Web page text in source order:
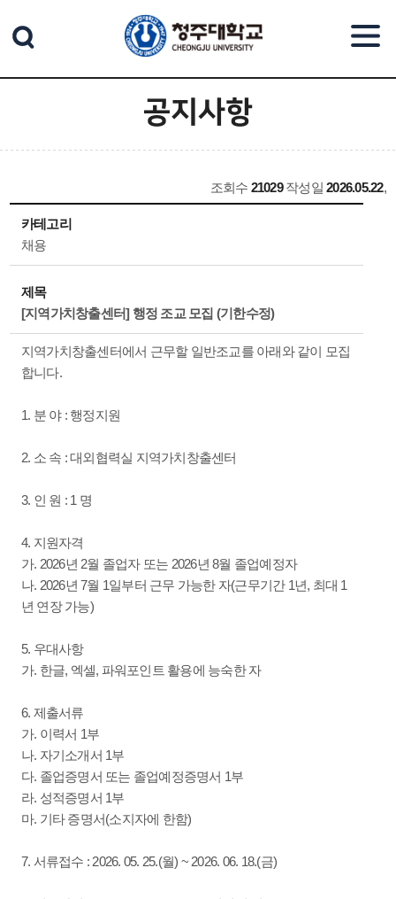
공지사항
조회수 21029 작성일2026.05.22,
카테고리
채용
제목
[지역가치창출센터] 행정 조교 모집 (기한수정)
지역가치창출센터에서 근무할 일반조교를 아래와 같이 모집
합니다.
1. 분 야 : 행정지원
2. 소 속 : 대외협력실 지역가치창출센터
3. 인 원 : 1 명
4. 지원자격
가. 2026년 2월 졸업자 또는 2026년 8월 졸업예정자
나. 2026년 7월 1일부터 근무 가능한 자(근무기간 1년, 최대 1
년 연장 가능)
5. 우대사항
가. 한글, 엑셀, 파워포인트 활용에 능숙한 자
6. 제출서류
가. 이력서 1부
나. 자기소개서 1부
다. 졸업증명서 또는 졸업예정증명서 1부
라. 성적증명서 1부
마. 기타 증명서(소지자에 한함)
7. 서류접수 : 2026. 05. 25.(월) ~ 2026. 06. 18.(금)